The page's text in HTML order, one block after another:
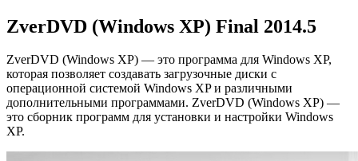
ZverDVD (Windows XP) Final 2014.5
ZverDVD (Windows XP) — это программа для Windows XP,
которая позволяет создавать загрузочные диски с
операционной системой Windows XP и различными
дополнительными программами. ZverDVD (Windows XP) —
это сборник программ для установки и настройки Windows
XP.